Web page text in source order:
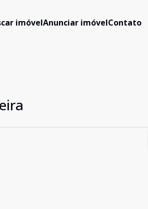
imóvelAnunciar imóvelContato